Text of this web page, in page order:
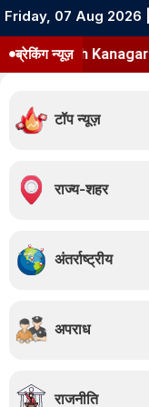
Friday, 07 Aug 2026
ब्रेकिंग न्यूज़
Kanagaraj Acting
टॉप न्यूज़
राज्य-शहर
अंतर्राष्ट्रीय
अपराध
राजनीति